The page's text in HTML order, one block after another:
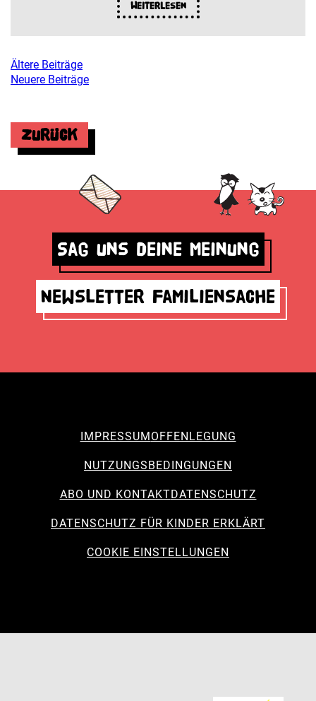
Weiterlesen
Beitragsnavigation
Ältere Beiträge
Neuere Beiträge
Zurück
Sag uns deine Meinung
Newsletter Familiensache
IMPRESSUM OFFENLEGUNG
NUTZUNGSBEDINGUNGEN
ABO UND KONTAKTDATENSCHUTZ
DATENSCHUTZ FÜR KINDER ERKLÄRT
COOKIE EINSTELLUNGEN